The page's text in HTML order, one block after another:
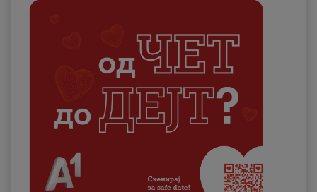
Деловни
Поддршка
Надополни кредит